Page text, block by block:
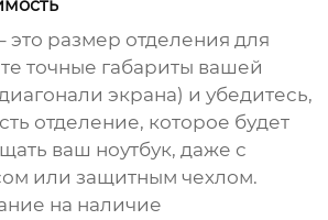
это размер отделения для
точные габариты вашей
экрана) и убедитесь,
отделение, которое будет
ваш ноутбук, даже с
или защитным чехлом.
на наличие